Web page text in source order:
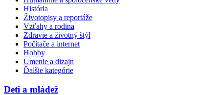
História
Životopisy a reportáže
Vzťahy a rodina
Zdravie a životný štýl
Počítače a internet
Hobby
Umenie a dizajn
Ďalšie kategórie
Deti a mládež